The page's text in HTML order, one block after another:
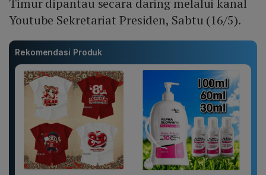
Timur dipantau secara daring melalui kanal
Youtube Sekretariat Presiden, Sabtu (16/5).
Rekomendasi Produk